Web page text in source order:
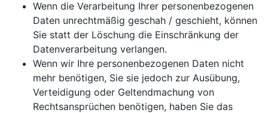
Wenn die Verarbeitung Ihrer personenbezogenen
Daten unrechtmäßig geschah / geschieht, können
Sie statt der Löschung die Einschränkung der
Datenverarbeitung verlangen.
Wenn wir Ihre personenbezogenen Daten nicht
mehr benötigen, Sie sie jedoch zur Ausübung,
Verteidigung oder Geltendmachung von
Rechtsansprüchen benötigen, haben Sie das